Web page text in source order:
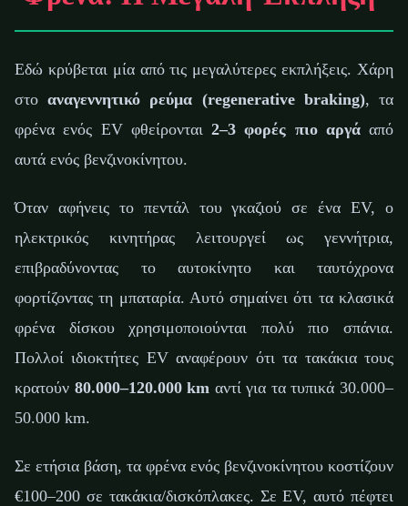
Εδώ κρύβεται μία από τις μεγαλύτερες εκπλήξεις. Χάρη
στοαναγεννητικό ρεύμα (regenerative braking), τα
φρένα ενός EV φθείρονται 2–3 φορές πιο αργάαπό
αυτά ενός βενζινοκίνητου.
Όταν αφήνεις το πεντάλ του γκαζιού σε ένα EV, ο
ηλεκτρικός κινητήρας λειτουργεί ως γεννήτρια,
επιβραδύνοντας το αυτοκίνητο και ταυτόχρονα
φορτίζοντας τη μπαταρία. Αυτό σημαίνει ότι τα κλασικά
φρένα δίσκου χρησιμοποιούνται πολύ πιο σπάνια.
Πολλοί ιδιοκτήτες EV αναφέρουν ότι τα τακάκια τους
κρατούν 80.000–120.000 km αντί για τα τυπικά 30.000–
50.000 km.
Σε ετήσια βάση, τα φρένα ενός βενζινοκίνητου κοστίζουν
€100–200 σε τακάκια/δισκόπλακες. Σε EV, αυτό πέφτει